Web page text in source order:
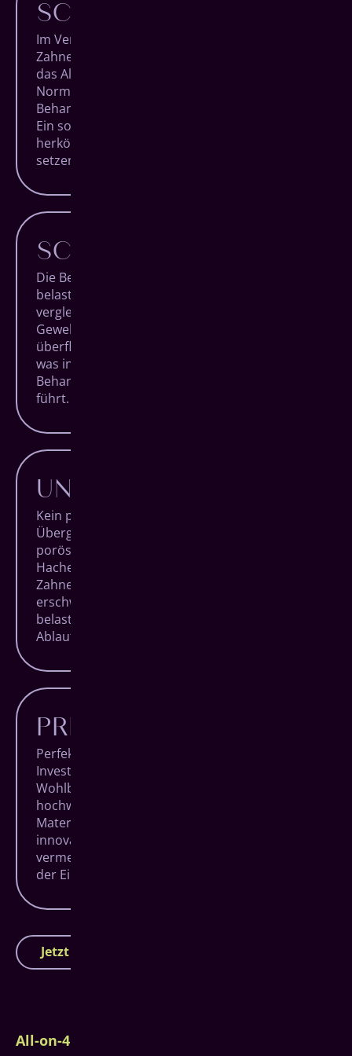
Im Vergleich zu den meisten anderen
Zahnersatz-Behandlungen in Hachenburg ist
das All-on-4 System besonders effizient. Im
Normalfall verlassen Sie unsere Praxis am
Behandlungstag nach nur einer Stunde wieder.
Ein solch schneller Eingriff ist bei
herkömmlichen Systemen mit bis zu 10 zu
setzenden Implantaten undenkbar.
SCHONENDER
Die Behandlung mit dem All-on-4 System
belastet den Organismus deutlich weniger als
vergleichbare Eingriffe. Das umliegende
Gewebe wird durch den Verzicht auf
überflüssige Implantate besonders geschont,
was insgesamt zu einer schmerzärmeren
Behandlung und entspannteren Patienten
führt.
UNKOMPLIZIERTER
Kein provisorischer Zahnersatz in der
Übergangszeit. Kein künstlicher Aufbau bei
poröser Knochenstruktur. Mit All-on-4 für
Hachenburg entfallen einige Hürden, die
Zahnersatzbehandlungen in vielen Fällen
erschweren und für die Patienten unnötig
belastend sind. Sie erhalten einen klaren
Ablauf und die beste Behandlung.
PREISWERTER
Perfekter Zahnersatz in Hachenburg ist eine
Investition in Ihre Gesundheit und Ihr
Wohlbefinden. Qualität hat durch die
hochwertigen Komponenten aus besten
Materialen seinen Preis, doch sorgt das
innovative All-on-4 System dafür, dass
vermeidbare Kosten verhindert werden und
der Eingriff somit in Summe günstiger wird.
Jetzt Termin vereinbaren
All-on-4 Hachenburg: Ablauf der Behandlung